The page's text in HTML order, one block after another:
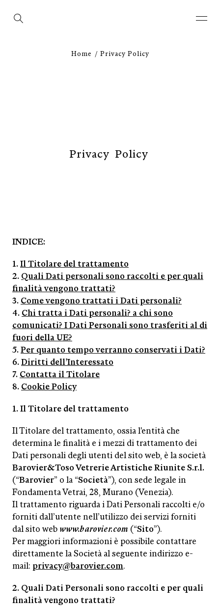
Accedi
Home Privacy Policy
Privacy Policy
INDICE:
1. Il Titolare del trattamento
2. Quali Dati personali sono raccolti e per quali
finalità vengono trattati?
3. Come vengono trattati i Dati personali?
4. Chi tratta i Dati personali? a chi sono
comunicati? I Dati Personali sono trasferiti al di
fuori della UE?
5. Per quanto tempo verranno conservati i Dati?
6. Diritti dell’Interessato
7. Contatta il Titolare
8. Cookie Policy
1. Il Titolare del trattamento
Il Titolare del trattamento, ossia l'entità che
determina le finalità e i mezzi di trattamento dei
Dati personali degli utenti del sito web, è la società
Barovier&Toso Vetrerie Artistiche Riunite S.r.l.
(“Barovier” o la “Società”), con sede legale in
Fondamenta Vetrai, 28, Murano (Venezia).
Il trattamento riguarda i Dati Personali raccolti e/o
forniti dall’utente nell’utilizzo dei servizi forniti
dal sito web www.barovier.com (“Sito”).
Per maggiori informazioni è possibile contattare
direttamente la Società al seguente indirizzo e-
mail: privacy@barovier.com.
2. Quali Dati Personali sono raccolti e per quali
finalità vengono trattati?